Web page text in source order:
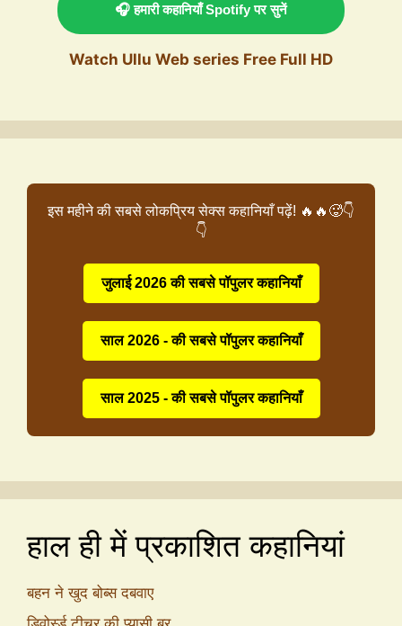
🎧 हमारी कहानियाँ Spotify पर सुनें
Watch Ullu Web series Free Full HD
इस महीने की सबसे लोकप्रिय सेक्स कहानियाँ पढ़ें! 🔥🔥🥵👇
👇
जुलाई 2026 की सबसे पॉपुलर कहानियाँ
साल 2026 - की सबसे पॉपुलर कहानियाँ
साल 2025 - की सबसे पॉपुलर कहानियाँ
हाल ही में प्रकाशित कहानियां
बहन ने खुद बोब्स दबवाए